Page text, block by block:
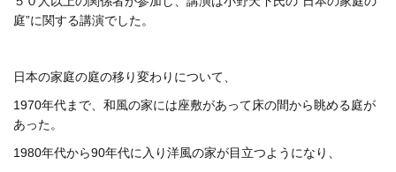
庭”に関する講演でした。
日本の家庭の庭の移り変わりについて、
1970年代まで、和風の家には座敷があって床の間から眺める庭が
あった。
1980年代から90年代に入り洋風の家が目立つようになり、